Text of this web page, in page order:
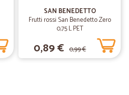
Sono molto
SAN BENEDETTO
Frutti rossi San Benedetto Zero
0,75 L PET
0,89 € 0,99 €